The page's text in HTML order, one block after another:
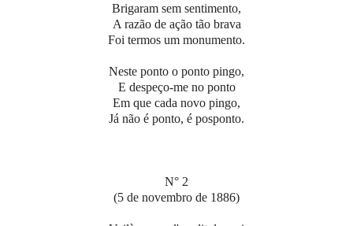
Brigaram sem sentimento,
A razão de ação tão brava
Foi termos um monumento.
Neste ponto o ponto pingo,
E despeço-me no ponto
Em que cada novo pingo,
Já não é ponto, é posponto.
N° 2
(5 de novembro de 1886)